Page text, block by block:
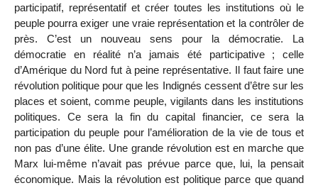
participatif, représentatif et créer toutes les institutions où le
peuple pourra exiger une vraie représentation et la contrôler de
près. C’est un nouveau sens pour la démocratie. La
démocratie en réalité n’a jamais été participative ; celle
d’Amérique du Nord fut à peine représentative. Il faut faire une
révolution politique pour que les Indignés cessent d’être sur les
places et soient, comme peuple, vigilants dans les institutions
politiques. Ce sera la fin du capital financier, ce sera la
participation du peuple pour l’amélioration de la vie de tous et
non pas d’une élite. Une grande révolution est en marche que
Marx lui-même n’avait pas prévue parce que, lui, la pensait
économique. Mais la révolution est politique parce que quand